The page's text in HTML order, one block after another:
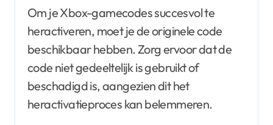
Om je Xbox-gamecodes succesvol te
heractiveren, moet je de originele code
beschikbaar hebben. Zorg ervoor dat de
code niet gedeeltelijk is gebruikt of
beschadigd is, aangezien dit het
heractivatieproces kan belemmeren.